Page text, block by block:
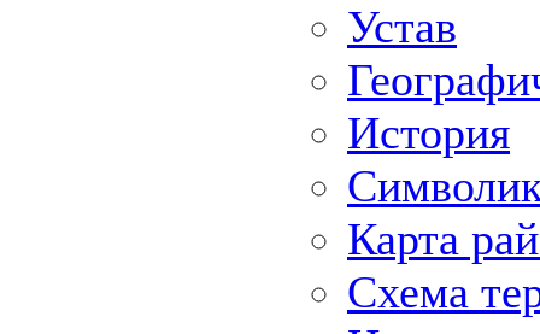
Устав
История
Карта
Схема